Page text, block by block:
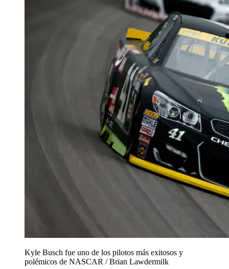
Kyle Busch fue uno de los pilotos más exitosos y
polémicos de NASCAR /Brian Lawdermilk